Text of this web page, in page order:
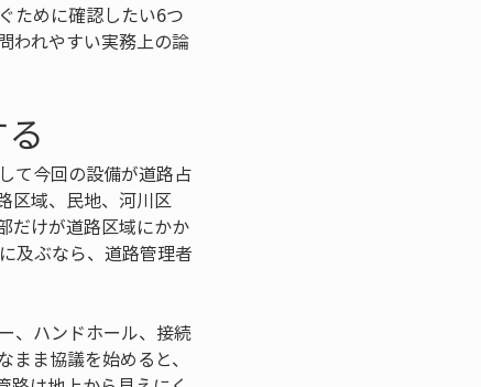
ために確認したい6つ
われやすい実務上の論
て今回の設備が道路占
区域、民地、河川区
だけが道路区域にかか
及ぶなら、道路管理者
、ハンドホール、接続
ま協議を始めると、